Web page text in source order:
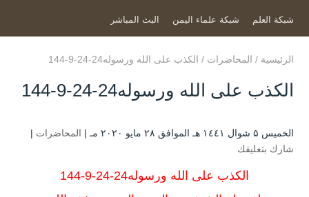
شبكة العلم شبكة علماء اليمن البث المباشر
الرئيسية / المحاضرات / الكذب على الله ورسوله24-24-9-144
الكذب على الله ورسوله24-24-9-144
الخميس ۵ شوال ۱٤٤۱ هـ الموافق ۲۸ مايو ۲۰۲۰ مـ | المحاضرات |
شارك بتعليقك
الكذب على الله ورسوله24-24-9-144